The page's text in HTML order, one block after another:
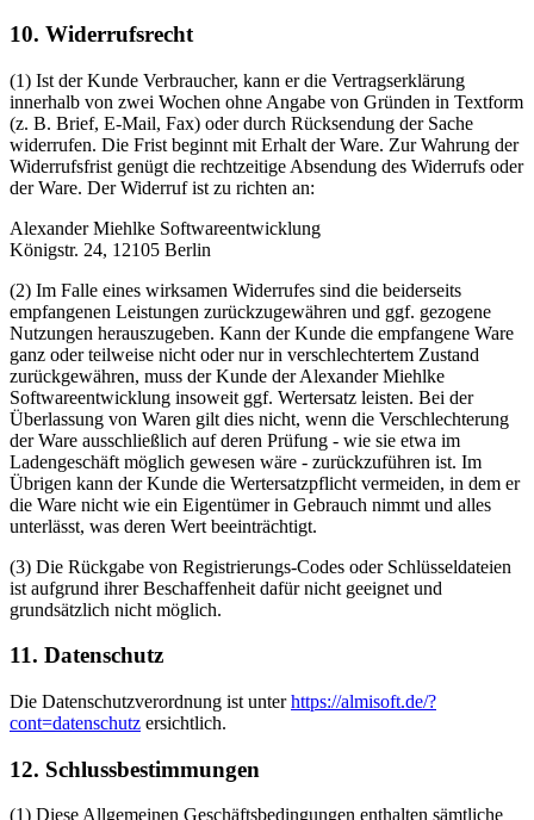
10. Widerrufsrecht
(1) Ist der Kunde Verbraucher, kann er die Vertragserklärung
innerhalb von zwei Wochen ohne Angabe von Gründen in Textform
(z. B. Brief, E-Mail, Fax) oder durch Rücksendung der Sache
widerrufen. Die Frist beginnt mit Erhalt der Ware. Zur Wahrung der
Widerrufsfrist genügt die rechtzeitige Absendung des Widerrufs oder
der Ware. Der Widerruf ist zu richten an:
Alexander Miehlke Softwareentwicklung
Königstr. 24, 12105 Berlin
(2) Im Falle eines wirksamen Widerrufes sind die beiderseits
empfangenen Leistungen zurückzugewähren und ggf. gezogene
Nutzungen herauszugeben. Kann der Kunde die empfangene Ware
ganz oder teilweise nicht oder nur in verschlechtertem Zustand
zurückgewähren, muss der Kunde der Alexander Miehlke
Softwareentwicklung insoweit ggf. Wertersatz leisten. Bei der
Überlassung von Waren gilt dies nicht, wenn die Verschlechterung
der Ware ausschließlich auf deren Prüfung - wie sie etwa im
Ladengeschäft möglich gewesen wäre - zurückzuführen ist. Im
Übrigen kann der Kunde die Wertersatzpflicht vermeiden, in dem er
die Ware nicht wie ein Eigentümer in Gebrauch nimmt und alles
unterlässt, was deren Wert beeinträchtigt.
(3) Die Rückgabe von Registrierungs-Codes oder Schlüsseldateien
ist aufgrund ihrer Beschaffenheit dafür nicht geeignet und
grundsätzlich nicht möglich.
11. Datenschutz
Die Datenschutzverordnung ist unterhttps://almisoft.de/?
cont=datenschutz ersichtlich.
12. Schlussbestimmungen
(1) Diese Allgemeinen Geschäftsbedingungen enthalten sämtliche